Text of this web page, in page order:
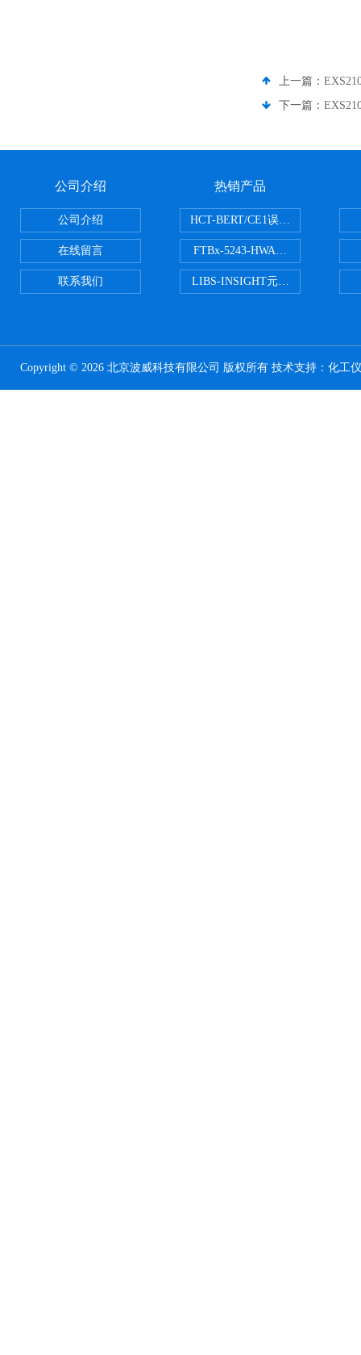
上一篇：
下一篇：
公司介绍
公司介绍
在线留言
联系我们
热销产品
HCT-BERT/CE1误码测试仪
FTBx-5243-HWA光谱分析仪
LIBS-INSIGHT元素光谱分析仪
Copyright © 2026 北京波威科技有限公司 版权所有 技术支持： 化工